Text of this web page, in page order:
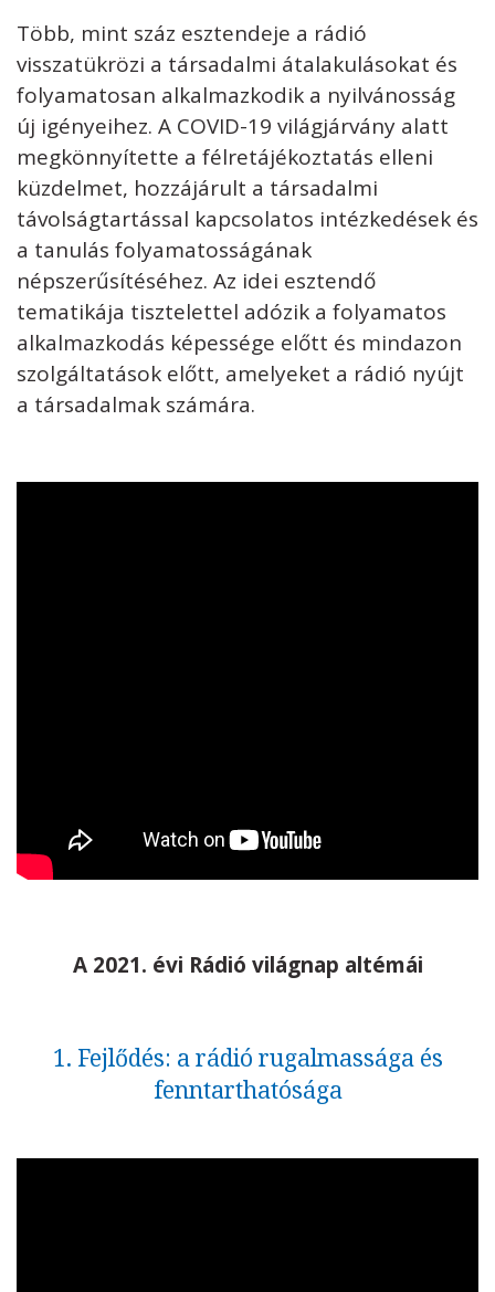
Több, mint száz esztendeje a rádió
visszatükrözi a társadalmi átalakulásokat és
folyamatosan alkalmazkodik a nyilvánosság
új igényeihez. A COVID-19 világjárvány alatt
megkönnyítette a félretájékoztatás elleni
küzdelmet, hozzájárult a társadalmi
távolságtartással kapcsolatos intézkedések és
a tanulás folyamatosságának
népszerűsítéséhez. Az idei esztendő
tematikája tisztelettel adózik a folyamatos
alkalmazkodás képessége előtt és mindazon
szolgáltatások előtt, amelyeket a rádió nyújt
a társadalmak számára.
A 2021. évi Rádió világnap altémái
1. Fejlődés: a rádió rugalmassága és
fenntarthatósága